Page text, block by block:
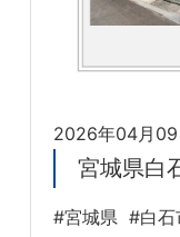
2026年04月09
宮城県白
#宮城県 #白石